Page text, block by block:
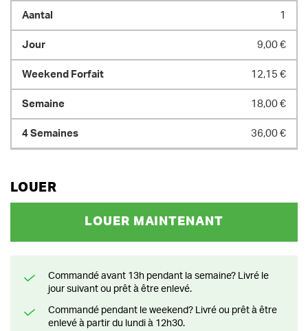
1
9,00 €
12,15 €
18,00 €
36,00 €
LOUER
LOUER MAINTENANT
Commandé avant 13h pendant la semaine? Livré le
jour suivant ou prêt à être enlevé.
Commandé pendant le weekend? Livré ou prêt à être
enlevé à partir du lundi à 12h30.